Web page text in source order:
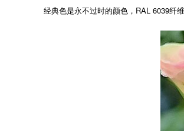
经典色是永不过时的颜色，RAL 6039纤维